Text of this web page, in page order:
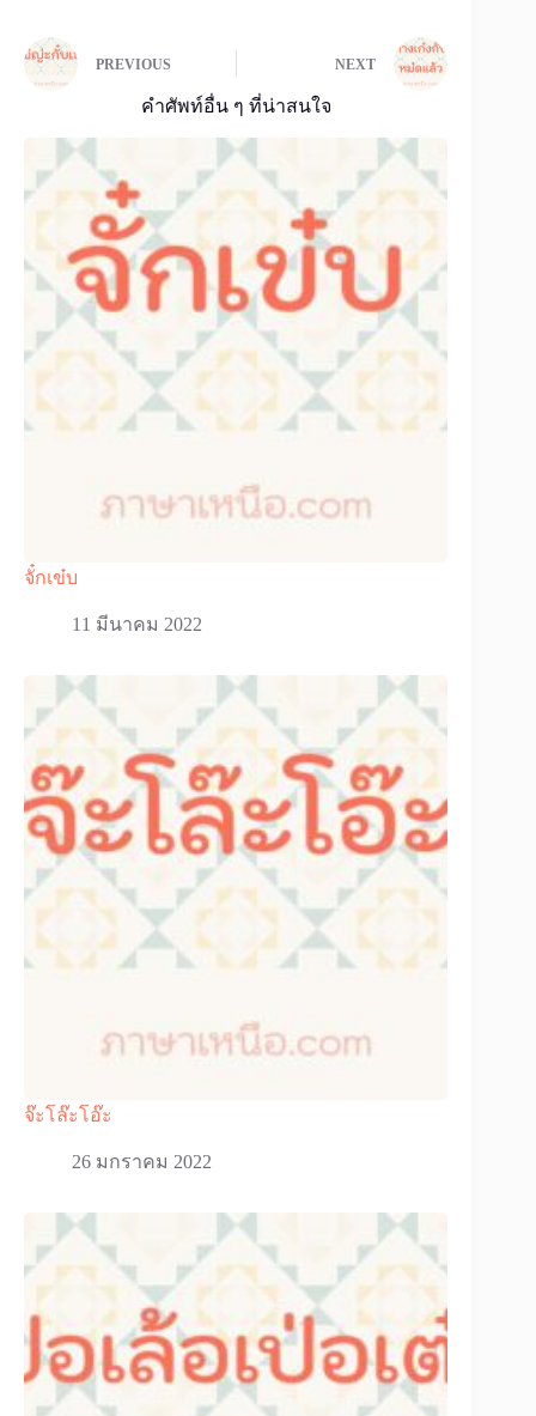
PREVIOUS NEXT
คำศัพท์อื่น ๆ ที่น่าสนใจ
จั๋กเข๋บ
11 มีนาคม 2022
จ๊ะโล๊ะโอ๊ะ
26 มกราคม 2022